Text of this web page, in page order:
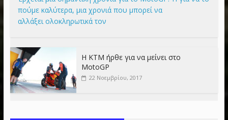
πούμε καλύτερα, μια χρονιά που μπορεί να
αλλάξει ολοκληρωτικά τον
Η KTM ήρθε για να μείνει στο
MotoGP
22 Νοεμβρίου, 2017